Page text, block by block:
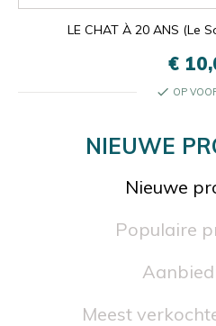
LE CHAT À 20 ANS (Le
€
check OP
NIEUWE
Nieuwe
Populaire
Meest